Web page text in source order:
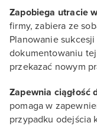
Zapobiega utracie
firmy, zabiera ze
Planowanie
dokumentowaniu
przekazać nowym
Zapewnia ciągłość
pomaga w
przypadku odejścia